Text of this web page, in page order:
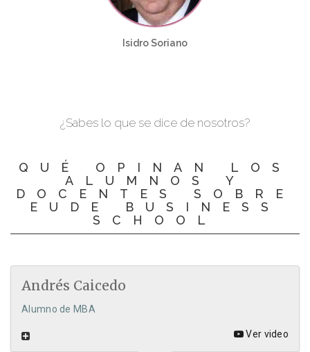
Isidro Soriano
¿Sabes lo que se dice de nosotros?
QUÉ OPINAN LOS
ALUMNOS Y
DOCENTES SOBRE
EUDE BUSINESS
SCHOOL
Andrés Caicedo
Alumno de MBA
Ver video